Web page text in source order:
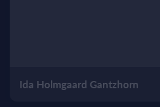
Ida Holmgaard Gantzhorn